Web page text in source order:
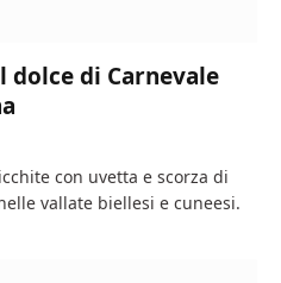
di Carnevale
con uvetta e scorza di
vallate biellesi e cuneesi.